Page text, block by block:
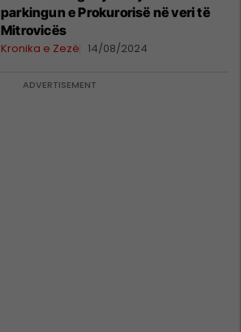
parkingun e Prokurorisë në veri të
Mitrovicës
Kronika e Zezë 14/08/2024